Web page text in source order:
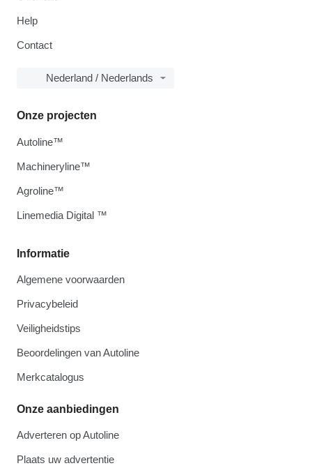
Help
Contact
Nederland / Nederlands
Informatie
Algemene voorwaarden
Privacybeleid
Veiligheidstips
Beoordelingen van Autoline
Merkcatalogus
Onze aanbiedingen
Adverteren op Autoline
Plaats uw advertentie
Onze projecten
Autoline™
Machineryline™
Agroline™
Linemedia Digital ™